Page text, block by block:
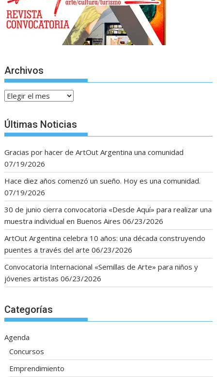
Archivos
Archivos
Últimas Noticias
Gracias por hacer de ArtOut Argentina una comunidad
07/19/2026
Hace diez años comenzó un sueño. Hoy es una comunidad.
07/19/2026
30 de junio cierra convocatoria «Desde Aquí» para realizar una
muestra individual en Buenos Aires 06/23/2026
ArtOut Argentina celebra 10 años: una década construyendo
puentes a través del arte 06/23/2026
Convocatoria Internacional «Semillas de Arte» para niños y
jóvenes artistas 06/23/2026
Categorías
Agenda
Concursos
Emprendimiento